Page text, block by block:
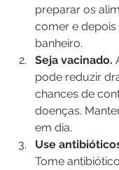
preparar os
comer e depois
banheiro.
Seja vacinado.
pode reduzir
chances de
doenças.
em dia.
Use
Tome